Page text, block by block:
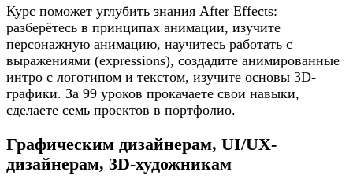
Курс поможет углубить знания After Effects:
разберётесь в принципах анимации, изучите
персонажную анимацию, научитесь работать с
выражениями (expressions), создадите анимированные
интро с логотипом и текстом, изучите основы 3D-
графики. За 99 уроков прокачаете свои навыки,
сделаете семь проектов в портфолио.
Графическим дизайнерам, UI/UX-
дизайнерам, 3D-художникам